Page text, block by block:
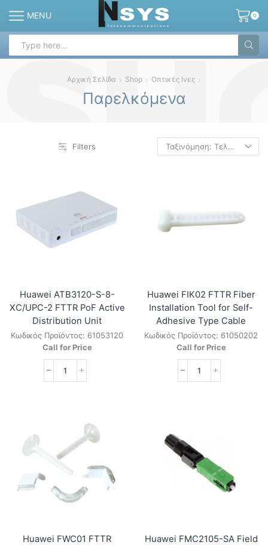
MENU 0
input
Αρχική Σελίδα Shop Οπτικές Ινες
Παρελκόμενα
Filters
Huawei ATB3120-S-8-
XC/UPC-2 FTTR PoF Active
Distribution Unit
Κωδικός Προϊόντος: 61053120
Call for Price
Huawei
FTTR
PoF
Active
Distribution
Unit
ποσότητα
Huawei FIK02 FTTR Fiber
Installation Tool for Self-
Adhesive Type Cable
Κωδικός Προϊόντος: 61050202
Call for Price
Huawei
Self-
Adhesive
Type
Cable
Huawei FWC01 FTTR
Huawei FMC2105-SA Field